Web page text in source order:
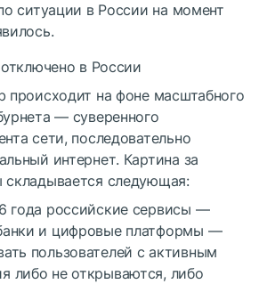
ситуации в России на момент
в России
происходит на фоне масштабного
— суверенного
сети, последовательно
интернет. Картина за
складывается следующая:
года российские сервисы —
и цифровые платформы —
пользователей с активным
либо не открываются, либо